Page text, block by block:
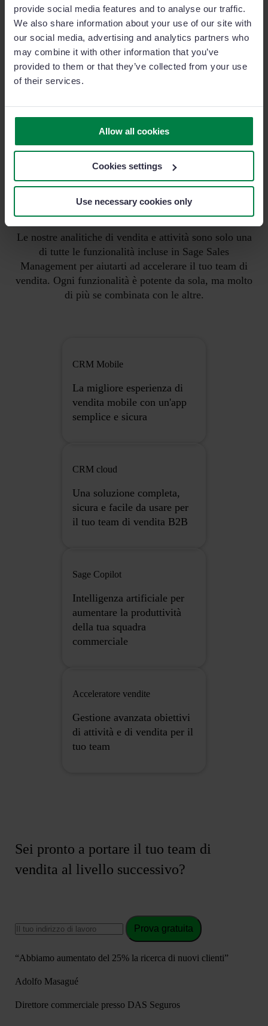
provide social media features and to analyse our traffic.
We also share information about your use of our site with
our social media, advertising and analytics partners who
may combine it with other information that you’ve
provided to them or that they’ve collected from your use
of their services.
Allow all cookies
Cookies settings
Use necessary cookies only
+1.600 clientiin tutto il mondo
Sage Sales Management è il CRM di vendita numero 1 per
facilità d'uso nel 2026. Ecco alcuni dei nostri clienti.
Sblocca il pieno potenziale del tuo
team di vendita
Le nostre analitiche di vendita e attività sono solo una
di tutte le funzionalità incluse in Sage Sales
Management per aiutarti ad accelerare il tuo team di
vendita. Ogni funzionalità è potente da sola, ma molto
di più se combinata con le altre.
CRM Mobile
La migliore esperienza di
vendita mobile con un'app
semplice e sicura
CRM cloud
Una soluzione completa,
sicura e facile da usare per
il tuo team di vendita B2B
Sage Copilot
Intelligenza artificiale per
aumentare la produttività
della tua squadra
commerciale
Acceleratore vendite
Gestione avanzata obiettivi
di attività e di vendita per il
tuo team
Sei pronto a portare il tuo team di
vendita al livello successivo?
Prova gratuita
“Abbiamo aumentato del 25% la ricerca di nuovi clienti”
Adolfo Masagué
Direttore commerciale presso DAS Seguros